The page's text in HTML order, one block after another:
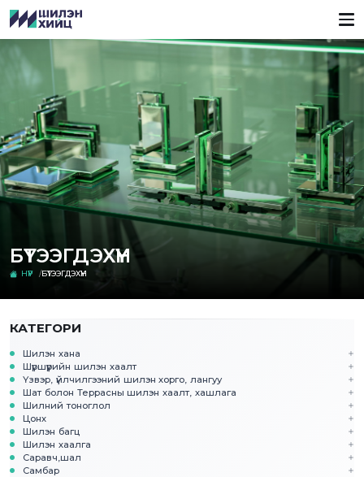
БҮТЭЭГДЭХҮҮН
НҮҮР БҮТЭЭГДЭХҮҮН
КАТЕГОРИ
Шилэн хана
Шүршүүрийн шилэн хаалт
Үзвэр, үйлчилгээний шилэн хорго, лангуу
Шат болон Террасны шилэн хаалт, хашлага
Шилний тоноглол
Цонх
Шилэн багц
Шилэн хаалга
Саравч,шал
Самбар